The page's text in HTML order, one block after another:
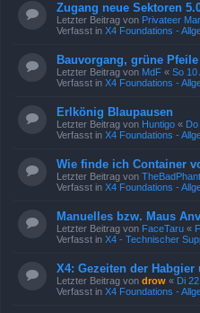
Zugang neue Sektoren
Letzter Beitrag von Privateer
Verfasst in X4 Foundations -
Bauvorgang, grüne
Letzter Beitrag von MdF « So 10
Verfasst in X4 Foundations -
Erlkönig Blaupausen
Letzter Beitrag von Huntigo «
Verfasst in X4 Foundations -
Wie finde ich Container
Letzter Beitrag von
Verfasst in X4 Foundations -
Manuelles bzw. Maus
Letzter Beitrag von FaceTaru «
Verfasst in X4 - Technischer
X4: Gezeiten der
Letzter Beitrag von drow « Di
Verfasst in X4 Foundations -